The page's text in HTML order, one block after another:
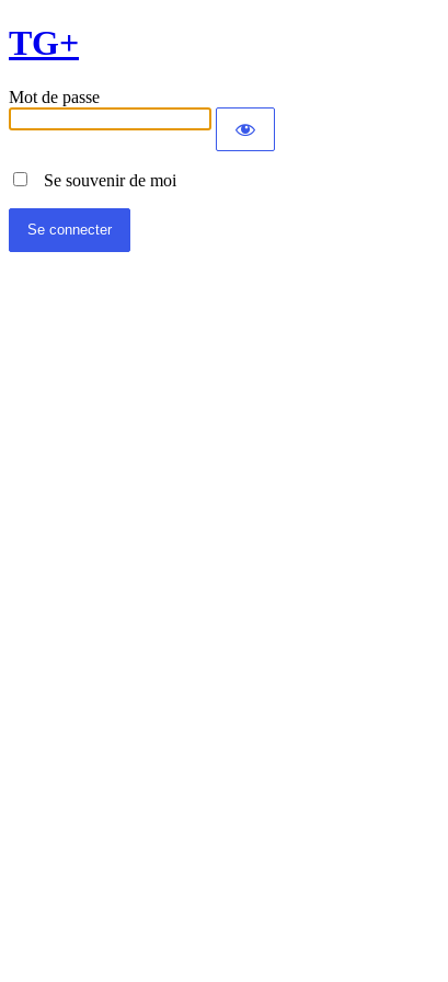
TG+
Mot de passe
Se souvenir de moi